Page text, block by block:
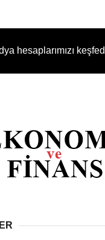
hesaplarımızı